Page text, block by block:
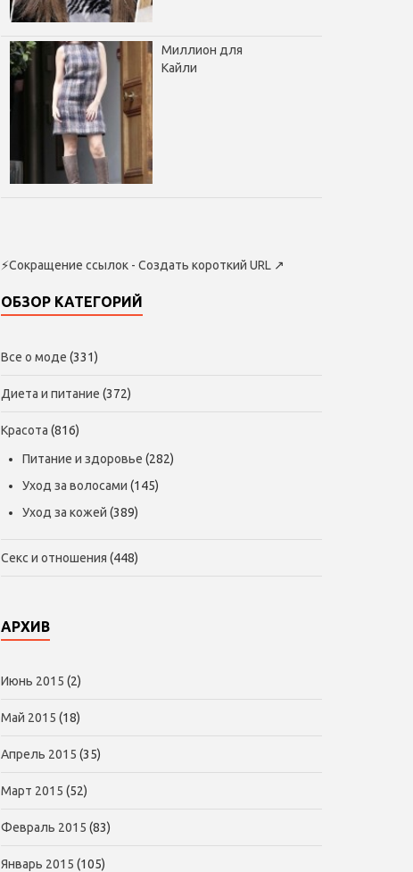
Миллион для
Кайли
⚡Сокращение ссылок - Создать короткий URL ↗
ОБЗОР КАТЕГОРИЙ
Все о моде (331)
Диета и питание (372)
Красота (816)
Питание и здоровье (282)
Уход за волосами (145)
Уход за кожей (389)
Секс и отношения (448)
АРХИВ
Июнь 2015 (2)
Май 2015 (18)
Апрель 2015 (35)
Март 2015 (52)
Февраль 2015 (83)
Январь 2015 (105)